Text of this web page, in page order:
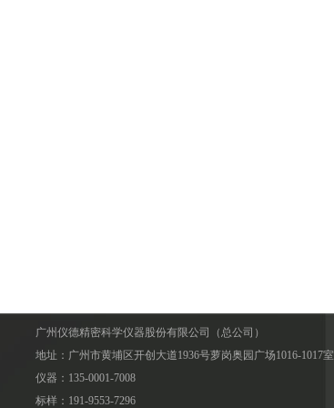
广州仪德精密科学仪器股份有限公司（总公司）
地址：广州市黄埔区开创大道1936号萝岗奥园广场1016-1017室
仪器：135-0001-7008
标样：191-9553-7296